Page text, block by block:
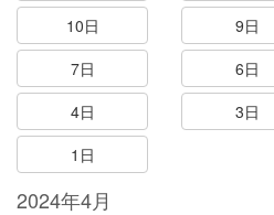
10日
9日
7日
6日
4日
3日
1日
2024年4月